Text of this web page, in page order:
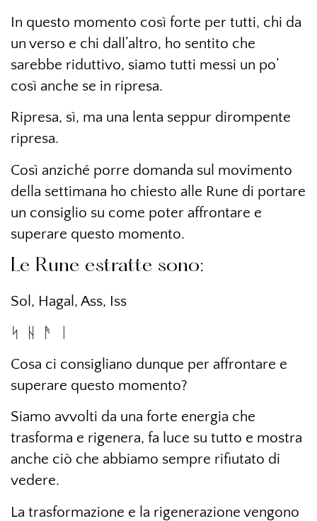
In questo momento così forte per tutti, chi da
un verso e chi dall’altro, ho sentito che
sarebbe riduttivo, siamo tutti messi un po’
così anche se in ripresa.
Ripresa, sì, ma una lenta seppur dirompente
ripresa.
Così anziché porre domanda sul movimento
della settimana ho chiesto alle Rune di portare
un consiglio su come poter affrontare e
superare questo momento.
Le Rune estratte sono:
Sol, Hagal, Ass, Iss
ᛋ
ᚺ ᚫ
Cosa ci consigliano dunque per affrontare e
superare questo momento?
Siamo avvolti da una forte energia che
trasforma e rigenera, fa luce su tutto e mostra
anche ciò che abbiamo sempre rifiutato di
vedere.
La trasformazione e la rigenerazione vengono